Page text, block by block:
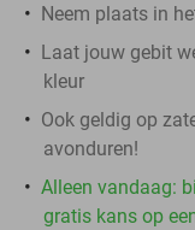
Neem plaats in
Laat jouw gebit
kleur
Ook geldig op
avonduren!
Alleen vandaag:
gratis kans op